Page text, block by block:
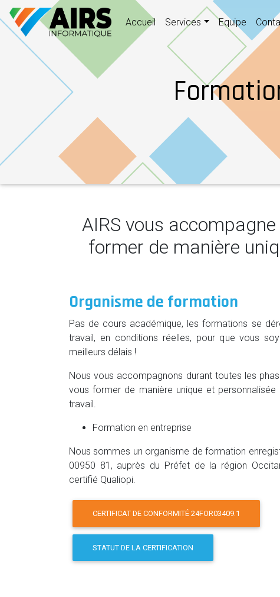
Accueil(current)
Services Equipe
AIRS vous
former de manière
Organisme de formation
Pas de cours académique, les formations se
travail, en conditions réelles, pour que vous
meilleurs délais !
Nous vous accompagnons durant toutes les
vous former de manière unique et
travail.
Formation en entreprise
Nous sommes un organisme de formation
00950 81, auprès du Préfet de la région
certifié Qualiopi.
CERTIFICAT DE CONFORMITÉ 24FOR03409.1
STATUT DE LA CERTIFICATION